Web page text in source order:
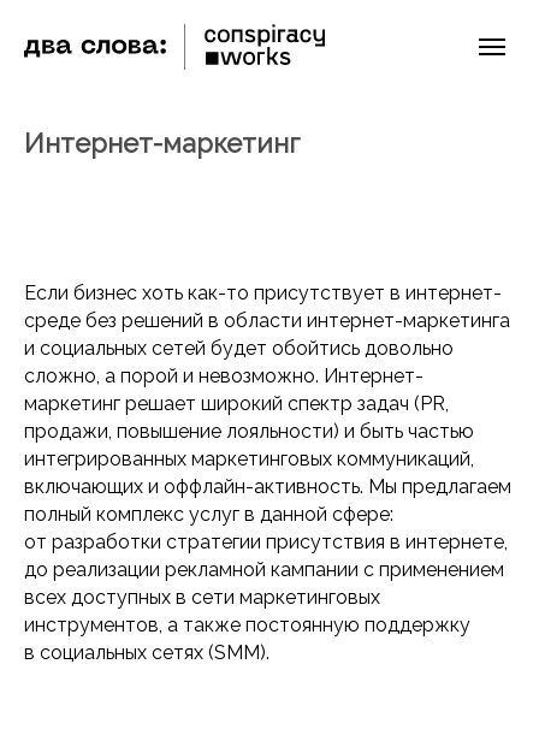
Интернет-маркетинг
Если бизнес хоть как-то присутствует в интернет-
среде без решений в области интернет-маркетинга
и социальных сетей будет обойтись довольно
сложно, а порой и невозможно. Интернет-
маркетинг решает широкий спектр задач (PR,
продажи, повышение лояльности) и быть частью
интегрированных маркетинговых коммуникаций,
включающих и оффлайн-активность. Мы предлагаем
полный комплекс услуг в данной сфере:
от разработки стратегии присутствия в интернете,
до реализации рекламной кампании с применением
всех доступных в сети маркетинговых
инструментов, а также постоянную поддержку
в социальных сетях (SMM).